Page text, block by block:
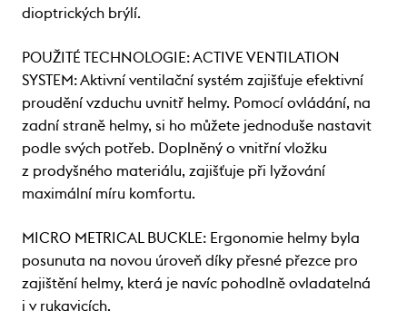
dioptrických brýlí.
POUŽITÉ TECHNOLOGIE: ACTIVE VENTILATION
SYSTEM: Aktivní ventilační systém zajišťuje efektivní
proudění vzduchu uvnitř helmy. Pomocí ovládání, na
zadní straně helmy, si ho můžete jednoduše nastavit
podle svých potřeb. Doplněný o vnitřní vložku
z prodyšného materiálu, zajišťuje při lyžování
maximální míru komfortu.
MICRO METRICAL BUCKLE: Ergonomie helmy byla
posunuta na novou úroveň díky přesné přezce pro
zajištění helmy, která je navíc pohodlně ovladatelná
i v rukavicích.